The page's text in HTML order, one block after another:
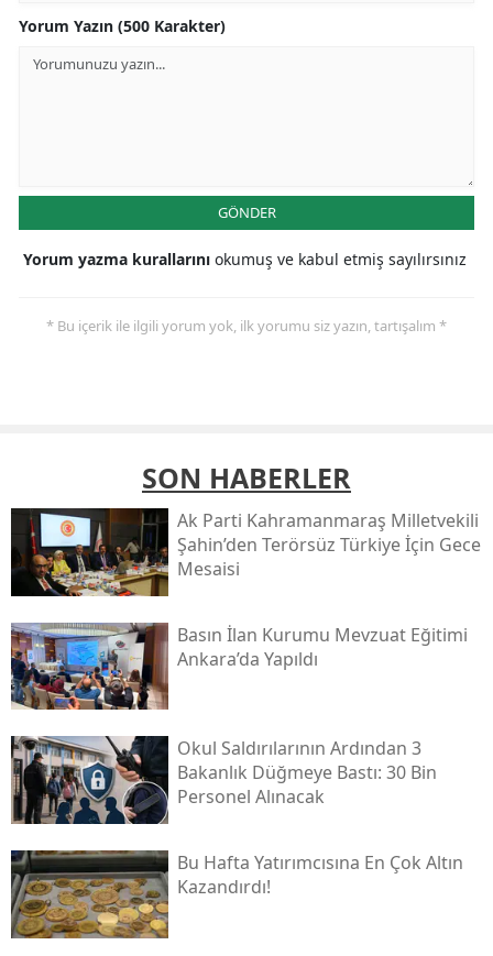
Yorum Yazın (500 Karakter)
GÖNDER
Yorum yazma kurallarını okumuş ve kabul etmiş sayılırsınız
* Bu içerik ile ilgili yorum yok, ilk yorumu siz yazın, tartışalım *
SON HABERLER
Ak Parti Kahramanmaraş Milletvekili
Şahin’den Terörsüz Türkiye İçin Gece
Mesaisi
Basın İlan Kurumu Mevzuat Eğitimi
Ankara’da Yapıldı
Okul Saldırılarının Ardından 3
Bakanlık Düğmeye Bastı: 30 Bin
Personel Alınacak
Bu Hafta Yatırımcısına En Çok Altın
Kazandırdı!